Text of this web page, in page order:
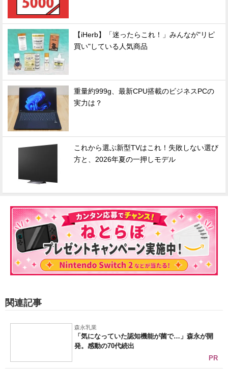
【iHerb】「迷ったらこれ！」みんなが"リピ
買い"している人気商品
重量約999g、最新CPU搭載のビジネスPCの
実力は？
これから選ぶ新型TVはこれ！失敗しない選び
方と、2026年夏の一押しモデル
関連記事
森永乳業
「気になっていた認知機能が菌で…」森永が開
発。感動の70代続出
PR